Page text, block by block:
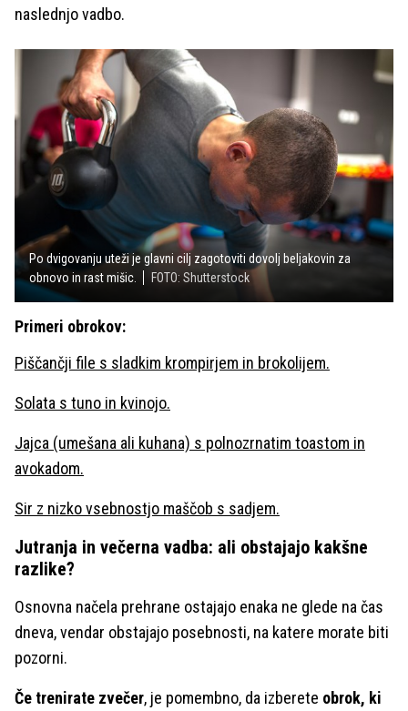
naslednjo vadbo.
Po dvigovanju uteži je glavni cilj zagotoviti dovolj beljakovin za
obnovo in rast mišic.
FOTO: Shutterstock
Primeri obrokov:
Piščančji file s sladkim krompirjem in brokolijem.
Solata s tuno in kvinojo.
Jajca (umešana ali kuhana) s polnozrnatim toastom in
avokadom.
Sir z nizko vsebnostjo maščob s sadjem.
Jutranja in večerna vadba: ali obstajajo kakšne
razlike?
Osnovna načela prehrane ostajajo enaka ne glede na čas
dneva, vendar obstajajo posebnosti, na katere morate biti
pozorni.
Če trenirate zvečer, je pomembno, da izberete obrok, ki